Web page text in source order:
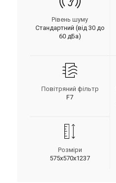
Рівень шуму
Стандартний (від 30 до
60 дБа)
Повітряний фільтр
F7
Розміри
575х570х1237